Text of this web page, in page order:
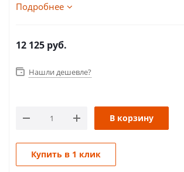
Подробнее
12 125 руб.
Нашли дешевле?
В корзину
Купить в 1 клик